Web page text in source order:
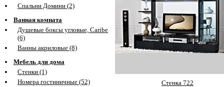
Спальни Домини (2)
Ванная комната
Душевые боксы угловые, Caribe
(6)
Ванны акриловые (8)
Мебель для дома
Стенки (1)
Номера гостиничные (52)
Стенка 722